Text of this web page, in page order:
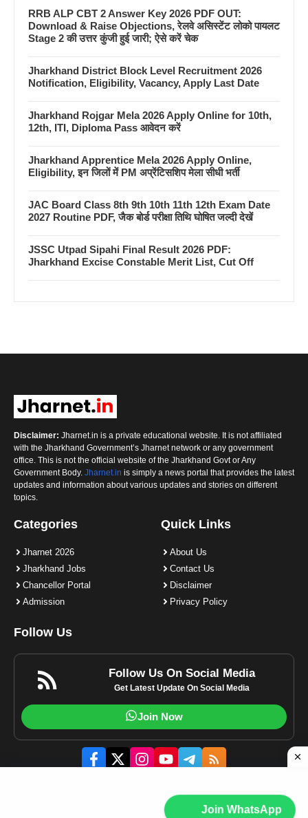
Join WhatsApp
RRB ALP CBT 2 Answer Key 2026 PDF OUT:
Download & Raise Objections, रेलवे असिस्टेंट लोको पायलट
Stage 2 की उत्तर कुंजी हुई जारी; ऐसे करें चेक
Jharkhand District Block Level Recruitment 2026
Notification, Eligibility, Vacancy, Apply Last Date
Jharkhand Rojgar Mela 2026 Apply Online for 10th,
12th, ITI, Diploma Pass आवेदन करें
Jharkhand Apprentice Mela 2026 Apply Online,
Eligibility, इन जिलों में PM अप्रेंटिसशिप मेला सीधी भर्ती
JAC Board Class 8th 9th 10th 11th 12th Exam Date
2027 Routine PDF, जैक बोर्ड परीक्षा तिथि घोषित जल्दी देखें
JSSC Utpad Sipahi Final Result 2026 PDF:
Jharkhand Excise Constable Merit List, Cut Off
Disclaimer: Jharnet.in is a private educational website. It is not affiliated
with the Jharkhand Government’s Jharnet network or any government
office. This is not the official website of the Jharkhand Govt or Any
Government Body. Jharnet.in is simply a news portal that provides the latest
updates and information about various updates and stories on different
topics.
Categories
Jharnet 2026
Jharkhand Jobs
Chancellor Portal
Admission
Quick Links
About Us
Contact Us
Disclaimer
Privacy Policy
Follow Us
Follow Us On Social Media
Get Latest Update On Social Media
Join Now
© 2023-2025 Jharnet.in | All rights reserved.